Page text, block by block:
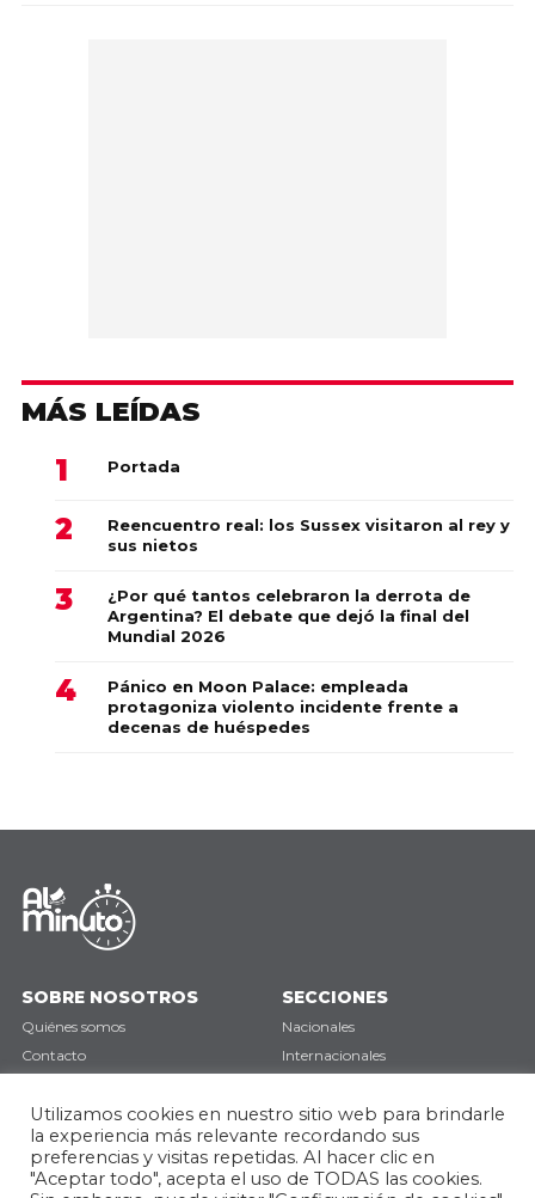
MÁS LEÍDAS
Portada
Reencuentro real: los Sussex visitaron al rey y
sus nietos
¿Por qué tantos celebraron la derrota de
Argentina? El debate que dejó la final del
Mundial 2026
Pánico en Moon Palace: empleada
protagoniza violento incidente frente a
decenas de huéspedes
SOBRE NOSOTROS
Quiénes somos
Contacto
SECCIONES
Nacionales
Internacionales
Opinión
SÍGUENOS
Utilizamos cookies en nuestro sitio web para brindarle
la experiencia más relevante recordando sus
preferencias y visitas repetidas. Al hacer clic en
"Aceptar todo", acepta el uso de TODAS las cookies.